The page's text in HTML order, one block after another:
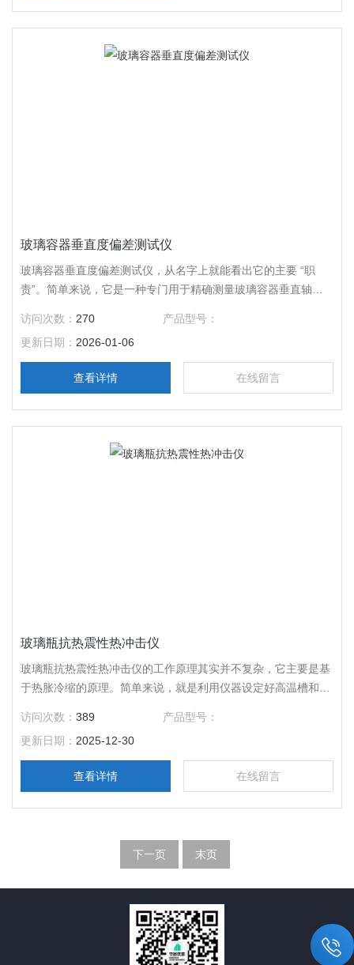
玻璃容器垂直度偏差测试仪
玻璃容器垂直度偏差测试仪，从名字上就能看出它的主要 “职
责”。简单来说，它是一种专门用于精确测量玻璃容器垂直轴偏
用。
访问次数： 270
产品型号：
更新日期： 2026-01-06
查看详情 在线留言
玻璃瓶抗热震性热冲击仪
玻璃瓶抗热震性热冲击仪的工作原理其实并不复杂，它主要是基
于热胀冷缩的原理。简单来说，就是利用仪器设定好高温槽和低
访问次数：389
产品型号：
更新日期： 2025-12-30
查看详情 在线留言
下一页 末页